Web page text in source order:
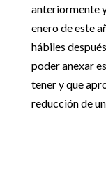
anteriormente
enero de este
hábiles
poder anexar
tener y que
reducción de